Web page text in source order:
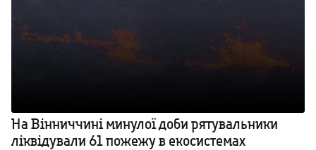
На Вінниччині минулої доби рятувальники
ліквідували 61 пожежу в екосистемах